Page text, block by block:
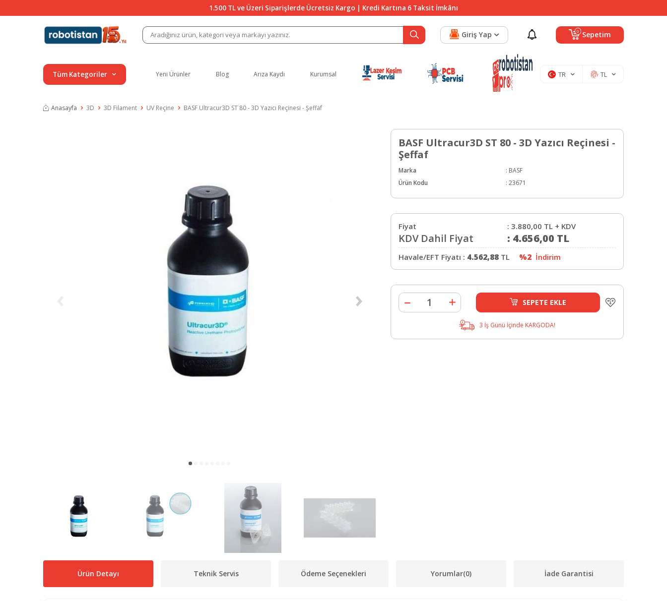
1.500 TL ve Üzeri Siparişlerde Ücretsiz Kargo | Kredi Kartına 6 Taksit İmkânı
0 Sepetim
Giriş Yap
Tüm Kategoriler Yeni Ürünler Blog Arıza Kaydı Kurumsal TR TL
Anasayfa 3D 3D Filament UV Reçine BASF Ultracur3D ST 80 - 3D Yazıcı Reçinesi - Şeffaf
BASF Ultracur3D ST 80 - 3D Yazıcı Reçinesi -
Şeffaf
Marka : BASF
Ürün Kodu
: 23671
Fiyat : 3.880,00 TL + KDV
KDV Dahil Fiyat : 4.656,00 TL
Havale/EFT Fiyatı : 4.562,88 TL %2 İndirim
SEPETE EKLE
3 İş Günü İçinde KARGODA!
Ürün Detayı Teknik Servis Ödeme Seçenekleri Yorumlar(0) İade Garantisi